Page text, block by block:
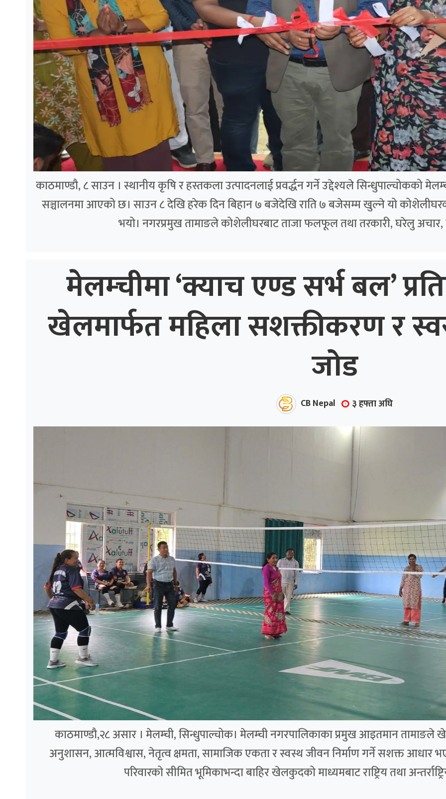
काठमाण्डौ, ८ साउन । स्थानीय कृषि र हस्तकला उत्पादनलाई प्रवर्द्धन गर्ने उद्देश्यले सिन्धुपाल्चोकको
सञ्चालनमा आएको छ। साउन ८ देखि हरेक दिन बिहान ७ बजेदेखि राति ७ बजेसम्म खुल्ने यो
भयो। नगरप्रमुख तामाङले कोशेलीघरबाट ताजा फलफूल तथा तरकारी, घरेलु
मेलम्चीमा ‘क्याच एण्ड सर्भ बल’
खेलमार्फत महिला सशक्तीकरण र
जोड
CB Nepal ३ हफ्ता अघि
काठमाण्डौ,२८ असार । मेलम्ची, सिन्धुपाल्चोक। मेलम्ची नगरपालिकाका प्रमुख आइतमान तामाङले
अनुशासन, आत्मविश्वास, नेतृत्व क्षमता, सामाजिक एकता र स्वस्थ जीवन निर्माण गर्ने सशक्त आधार
परिवारको सीमित भूमिकाभन्दा बाहिर खेलकुदको माध्यमबाट राष्ट्रिय तथा